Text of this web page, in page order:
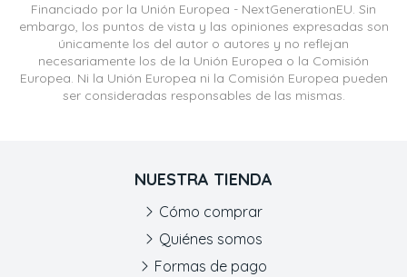
Financiado por la Unión Europea - NextGenerationEU. Sin
embargo, los puntos de vista y las opiniones expresadas son
únicamente los del autor o autores y no reflejan
necesariamente los de la Unión Europea o la Comisión
Europea. Ni la Unión Europea ni la Comisión Europea pueden
ser consideradas responsables de las mismas.
NUESTRA TIENDA
Cómo comprar
Quiénes somos
Formas de pago